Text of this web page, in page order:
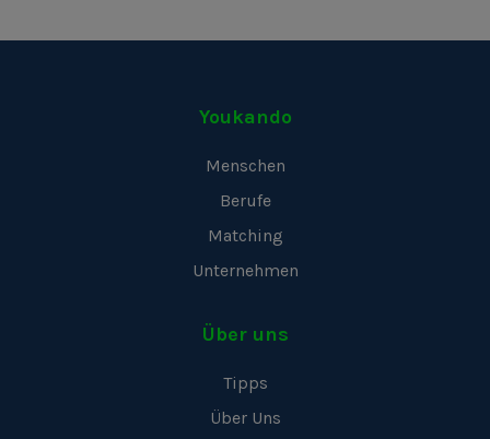
Youkando
Menschen
Berufe
Matching
Unternehmen
Über uns
Tipps
Über Uns